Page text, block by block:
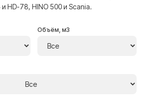
HD-78, HINO 500 и Scania.
Объём, м3